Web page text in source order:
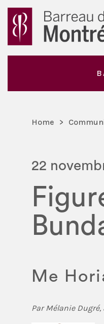
Home >
22
Me
Par Mélanie Dugré,